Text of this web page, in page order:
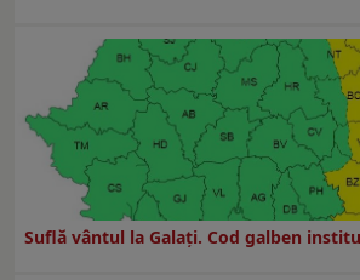
Suflă vântul la Galaţi. Cod galben